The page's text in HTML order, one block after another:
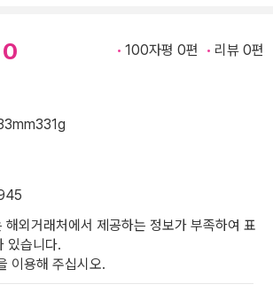
0 100자평 0편 리뷰 0편
331g
외거래처에서 제공하는 정보가 부족하여 표
있습니다.
이용해 주십시오.